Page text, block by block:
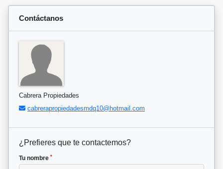
Contáctanos
Cabrera Propiedades
cabrerapropiedadesmdq10@hotmail.com
¿Prefieres que te contactemos?
Tu nombre *